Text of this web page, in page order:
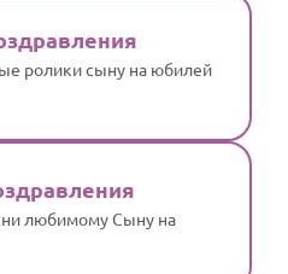
ролики сыну на юбилей
любимому Сыну на